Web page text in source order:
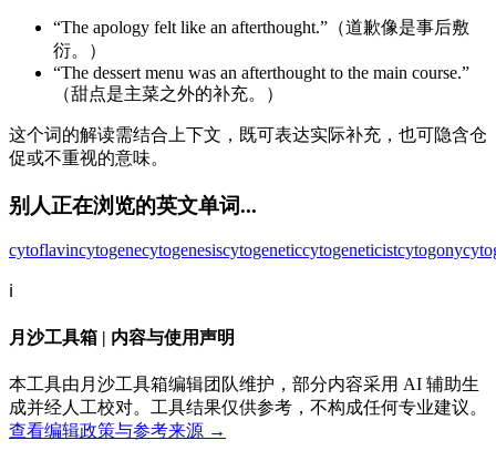
“The apology felt like an afterthought.”（道歉像是事后敷
衍。）
“The dessert menu was an afterthought to the main course.”
（甜点是主菜之外的补充。）
这个词的解读需结合上下文，既可表达实际补充，也可隐含仓
促或不重视的意味。
别人正在浏览的英文单词...
cytoflavincytogenecytogenesiscytogeneticcytogeneticistcytogony
ℹ️
月沙工具箱 | 内容与使用声明
本工具由月沙工具箱编辑团队维护，部分内容采用 AI 辅助生
成并经人工校对。工具结果仅供参考，不构成任何专业建议。
查看编辑政策与参考来源 →